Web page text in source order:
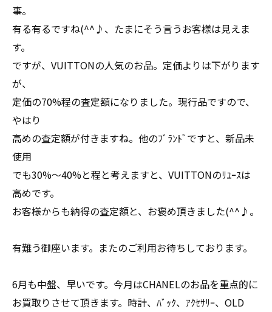
事。
有る有るですね(^^♪、たまにそう言うお客様は見えま
す。
ですが、VUITTONの人気のお品。定価よりは下がります
が、
定価の70%程の査定額になりました。現行品ですので、
やはり
高めの査定額が付きますね。他のﾌﾞﾗﾝﾄﾞですと、新品未
使用
でも30%～40%と程と考えますと、VUITTONのﾘﾕｰｽは
高めです。
お客様からも納得の査定額と、お褒め頂きました(^^♪。
有難う御座います。またのご利用お待ちしております。
6月も中盤、早いです。今月はCHANELのお品を重点的に
お買取りさせて頂きます。時計、ﾊﾞｯｸ、ｱｸｾｻﾘｰ、OLD